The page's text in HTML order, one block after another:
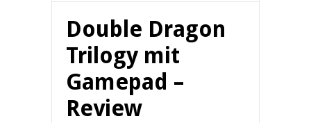
Double Dragon
Trilogy mit
Gamepad –
Review